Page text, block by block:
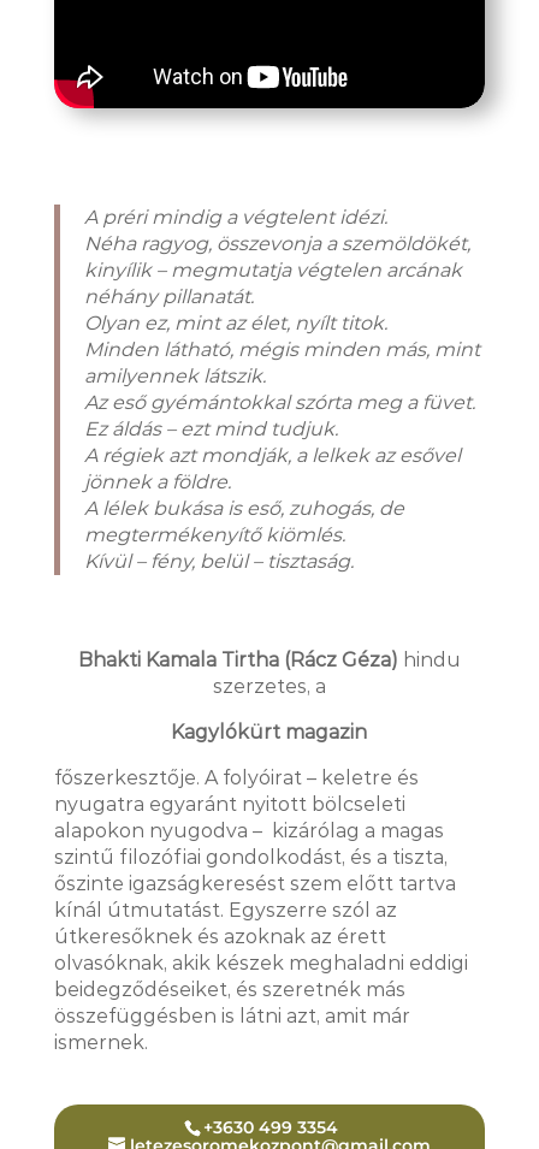
A préri mindig a végtelent idézi.
Néha ragyog, összevonja a szemöldökét,
kinyílik – megmutatja végtelen arcának
néhány pillanatát.
Olyan ez, mint az élet, nyílt titok.
Minden látható, mégis minden más, mint
amilyennek látszik.
Az eső gyémántokkal szórta meg a füvet.
Ez áldás – ezt mind tudjuk.
A régiek azt mondják, a lelkek az esővel
jönnek a földre.
A lélek bukása is eső, zuhogás, de
megtermékenyítő kiömlés.
Kívül – fény, belül – tisztaság.
Bhakti Kamala Tirtha (Rácz Géza) hindu
szerzetes, a
Kagylókürt magazin
főszerkesztője. A folyóirat – keletre és
nyugatra egyaránt nyitott bölcseleti
alapokon nyugodva – kizárólag a magas
szintű filozófiai gondolkodást, és a tiszta,
őszinte igazságkeresést szem előtt tartva
kínál útmutatást. Egyszerre szól az
útkeresőknek és azoknak az érett
olvasóknak, akik készek meghaladni eddigi
beidegződéseiket, és szeretnék más
összefüggésben is látni azt, amit már
ismernek.